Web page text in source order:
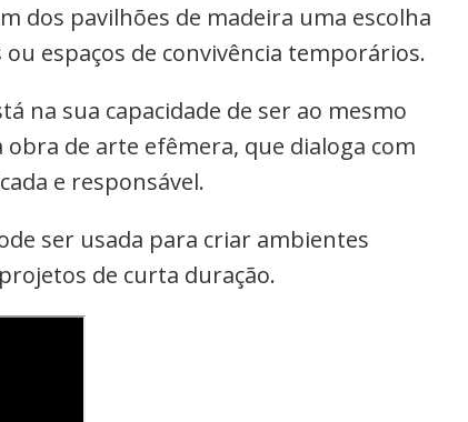
dos pavilhões de madeira uma escolha
espaços de convivência temporários.
na sua capacidade de ser ao mesmo
de arte efêmera, que dialoga com
e responsável.
ser usada para criar ambientes
de curta duração.